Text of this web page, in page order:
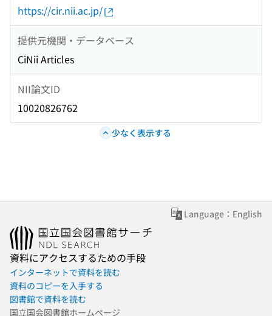
https://cir.nii.ac.jp/
提供元機関・データベース
CiNii Articles
NII論文ID
10020826762
少なく表示する
Language：English
資料にアクセスするための手段
インターネットで資料を読む
資料のコピーを入手する
図書館で資料を読む
国立国会図書館ホームページ